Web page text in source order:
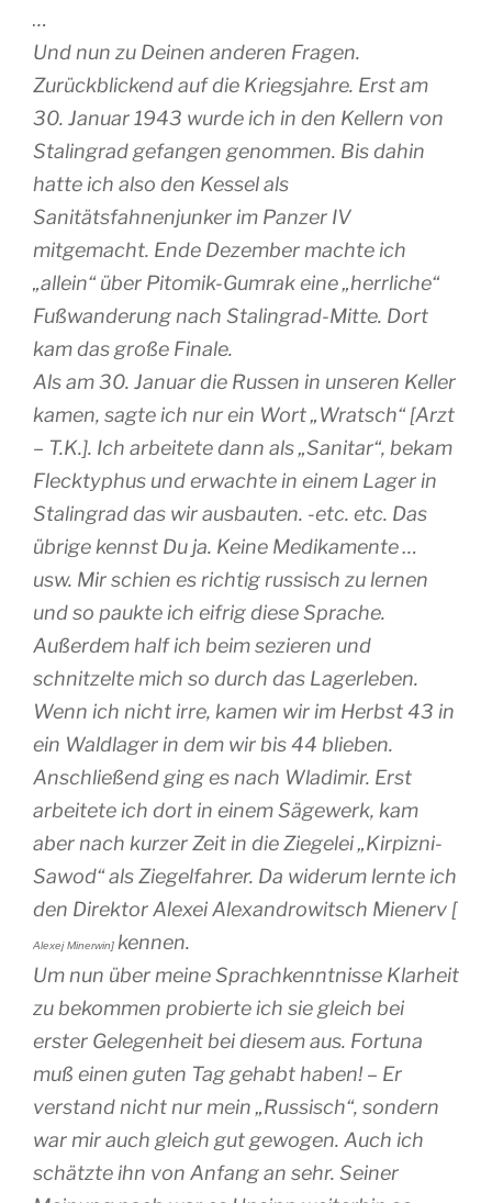
…
Und nun zu Deinen anderen Fragen.
Zurückblickend auf die Kriegsjahre. Erst am
30. Januar 1943 wurde ich in den Kellern von
Stalingrad gefangen genommen. Bis dahin
hatte ich also den Kessel als
Sanitätsfahnenjunker im Panzer IV
mitgemacht. Ende Dezember machte ich
„allein“ über Pitomik-Gumrak eine „herrliche“
Fußwanderung nach Stalingrad-Mitte. Dort
kam das große Finale.
Als am 30. Januar die Russen in unseren Keller
kamen, sagte ich nur ein Wort „Wratsch“ [Arzt
– T.K.]. Ich arbeitete dann als „Sanitar“, bekam
Flecktyphus und erwachte in einem Lager in
Stalingrad das wir ausbauten. -etc. etc. Das
übrige kennst Du ja. Keine Medikamente …
usw. Mir schien es richtig russisch zu lernen
und so paukte ich eifrig diese Sprache.
Außerdem half ich beim sezieren und
schnitzelte mich so durch das Lagerleben.
Wenn ich nicht irre, kamen wir im Herbst 43 in
ein Waldlager in dem wir bis 44 blieben.
Anschließend ging es nach Wladimir. Erst
arbeitete ich dort in einem Sägewerk, kam
aber nach kurzer Zeit in die Ziegelei „Kirpizni-
Sawod“ als Ziegelfahrer. Da widerum lernte ich
den Direktor Alexei Alexandrowitsch Mienerv [
Alexej Minerwin] kennen.
Um nun über meine Sprachkenntnisse Klarheit
zu bekommen probierte ich sie gleich bei
erster Gelegenheit bei diesem aus. Fortuna
muß einen guten Tag gehabt haben! – Er
verstand nicht nur mein „Russisch“, sondern
war mir auch gleich gut gewogen. Auch ich
schätzte ihn von Anfang an sehr. Seiner